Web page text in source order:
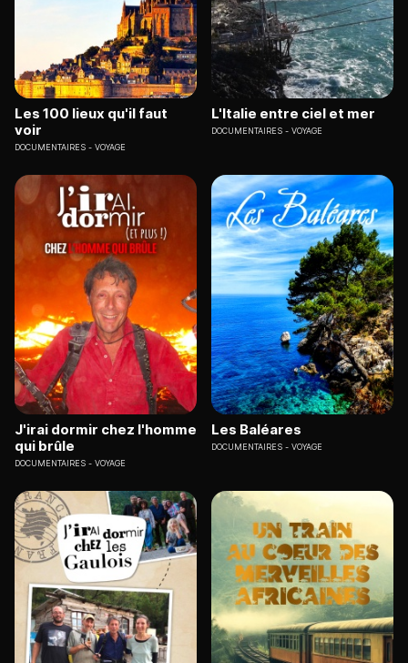
Les 100 lieux qu'il faut
voir
DOCUMENTAIRES VOYAGE
L'Italie entre ciel et mer
DOCUMENTAIRES VOYAGE
J'irai dormir chez l'homme
qui brûle
DOCUMENTAIRES VOYAGE
Les Baléares
DOCUMENTAIRES VOYAGE